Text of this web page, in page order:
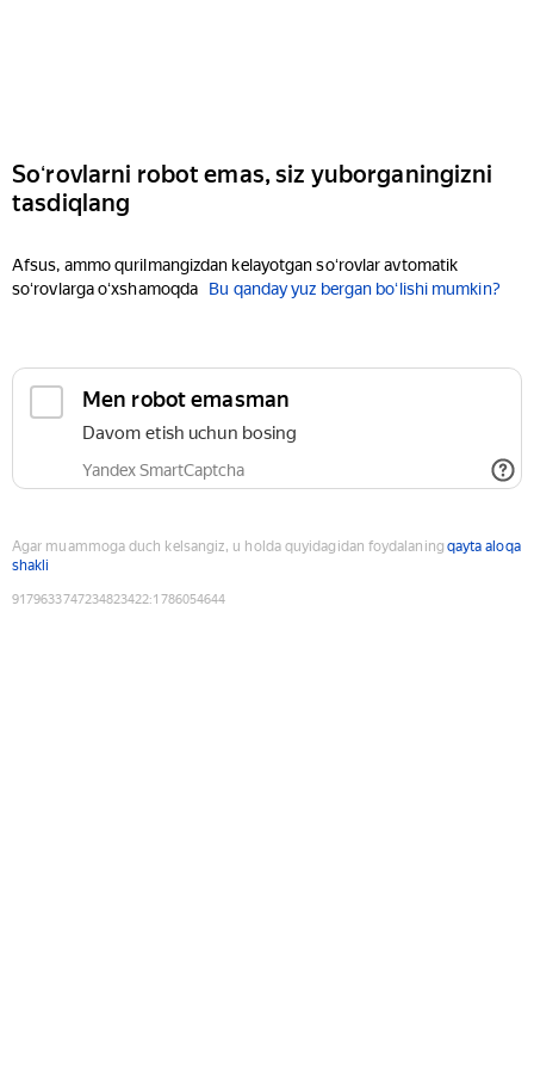
Soʻrovlarni robot emas, siz yuborganingizni
tasdiqlang
Afsus, ammo qurilmangizdan kelayotgan soʻrovlar avtomatik
soʻrovlarga oʻxshamoqda
Bu qanday yuz bergan boʻlishi mumkin?
Men robot emasman
Davom etish uchun bosing
Yandex SmartCaptcha
Agar muammoga duch kelsangiz, u holda quyidagidan foydalaning qayta aloqa
shakli
9179633747234823422:1786054644